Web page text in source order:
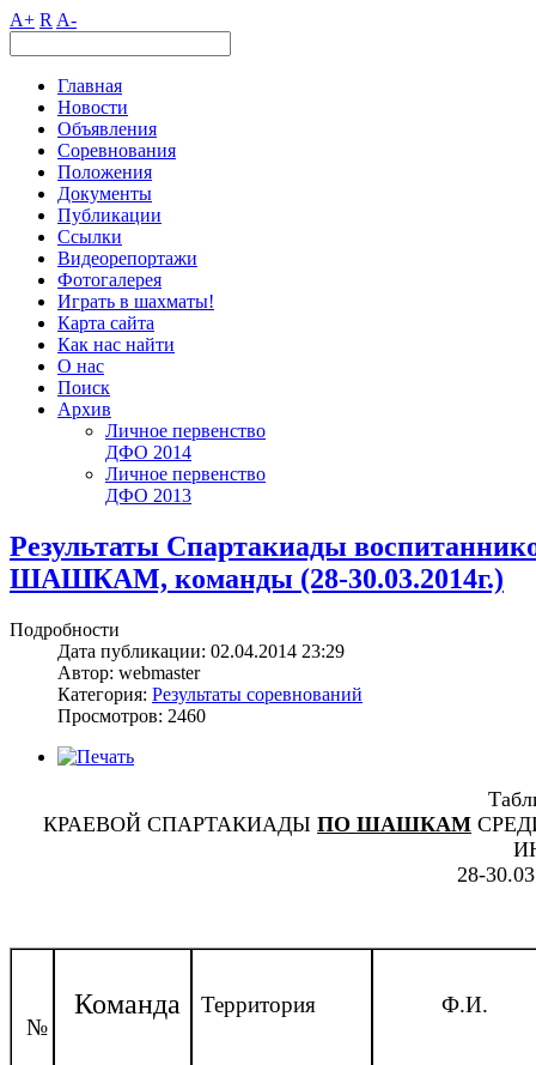
A+ R A-
Главная
Новости
Объявления
Соревнования
Положения
Документы
Публикации
Ссылки
Видеорепортажи
Фотогалерея
Играть в шахматы!
Карта сайта
Как нас найти
О нас
Поиск
Архив
Личное первенство
ДФО 2014
Личное первенство
ДФО 2013
Результаты Спартакиады
ШАШКАМ, команды (28-30.03.2014г.)
Подробности
Дата публикации: 02.04.2014 23:29
Автор: webmaster
Категория: Результаты соревнований
Просмотров: 2460
КРАЕВОЙ СПАРТАКИАДЫ ПО ШАШКАМ
28-
№
Команда Территория Ф.И.